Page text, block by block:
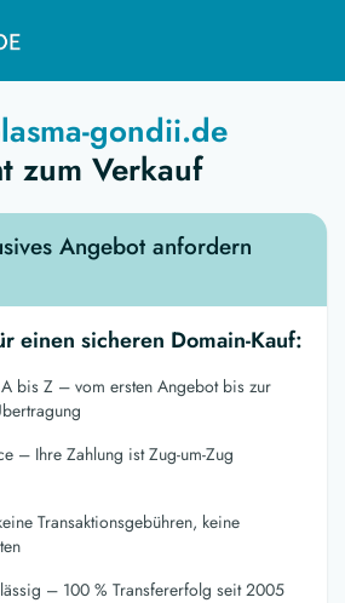
gondii.de
zum Verkauf
Angebot anfordern
einen sicheren Domain-Kauf:
bis Z – vom ersten Angebot bis zur
– Ihre Zahlung ist Zug-um-Zug
Transaktionsgebühren, keine
– 100 % Transfererfolg seit 2005